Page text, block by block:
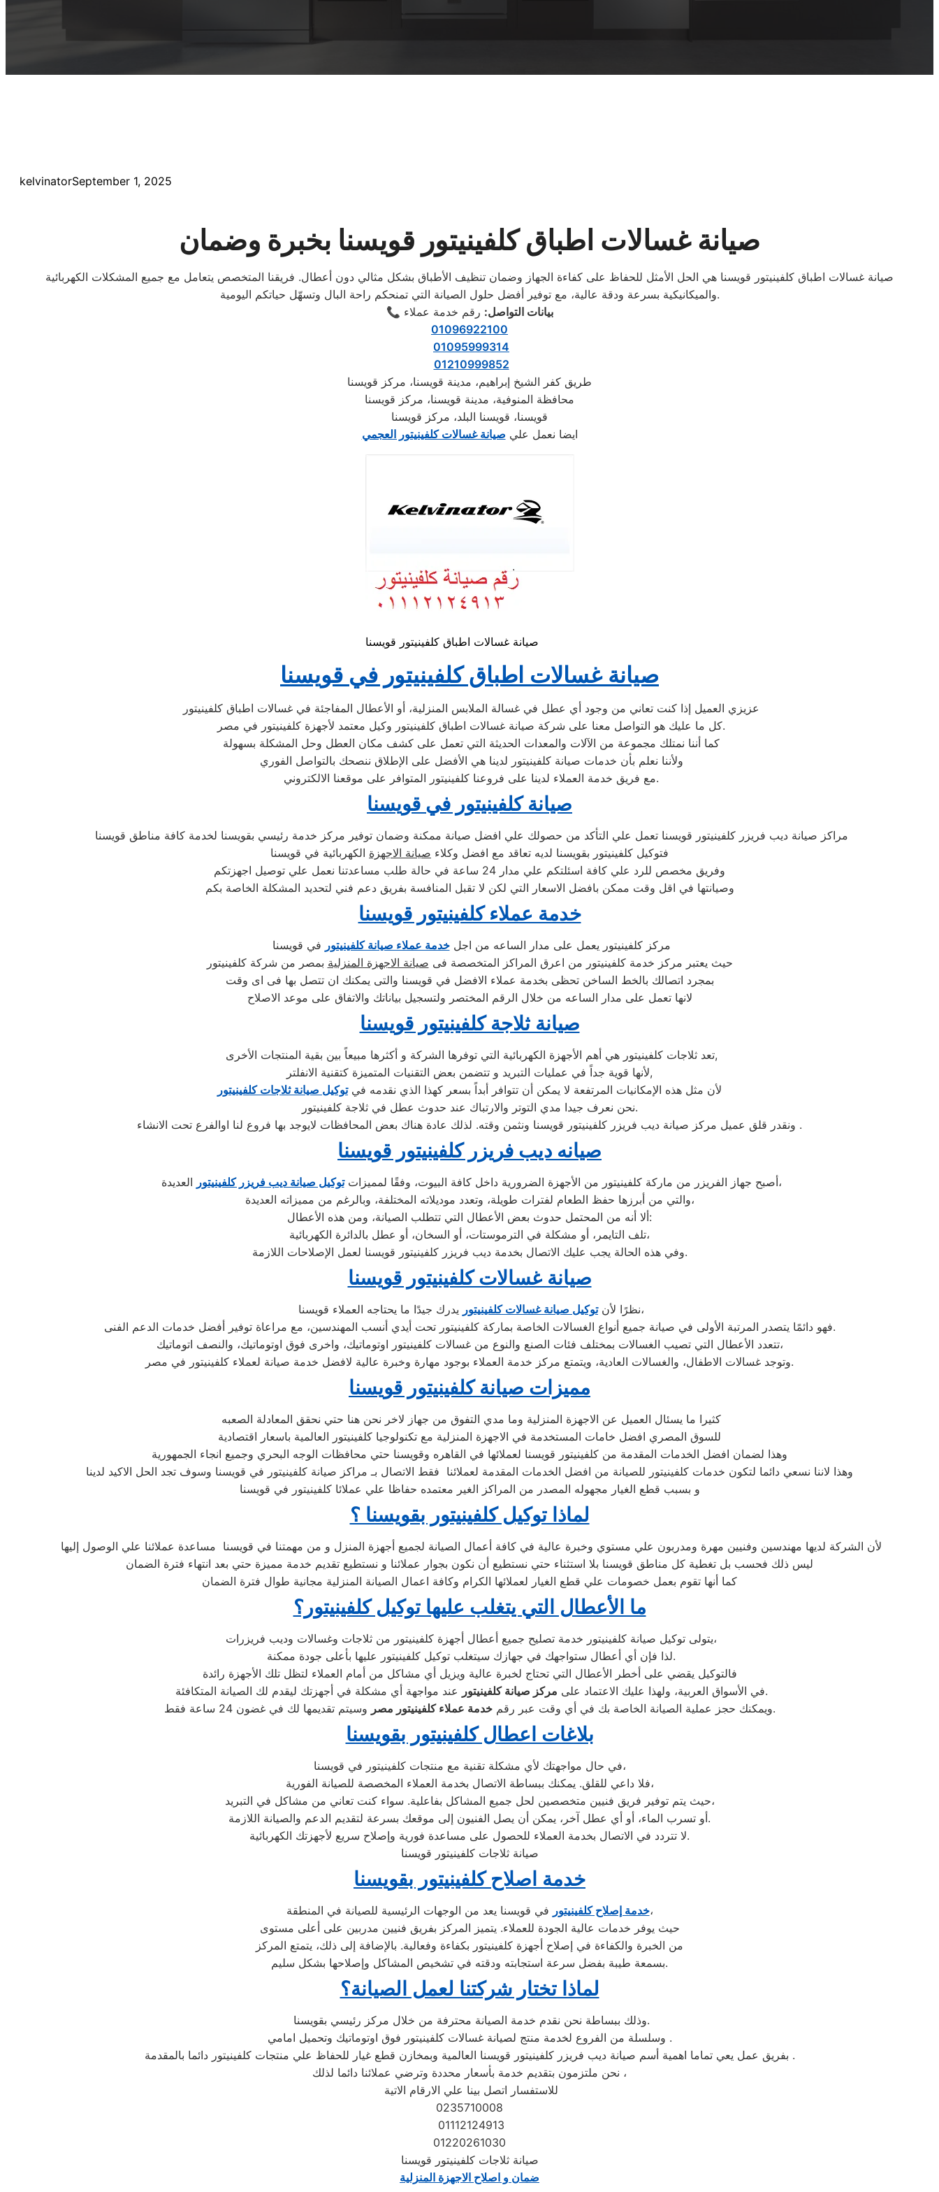
kelvinatorSeptember 1, 2025
صيانة غسالات اطباق كلفينيتور قويسنا بخبرة وضمان
صيانة غسالات اطباق كلفينيتور قويسنا هي الحل الأمثل للحفاظ على كفاءة الجهاز وضمان تنظيف الأطباق بشكل مثالي دون أعطال. فريقنا المتخصص يتعامل مع جميع المشكلات الكهربائية
والميكانيكية بسرعة ودقة عالية، مع توفير أفضل حلول الصيانة التي تمنحكم راحة البال وتسهّل حياتكم اليومية.
📞
بيانات التواصل: رقم خدمة عملاء
01096922100
01095999314
01210999852
طريق كفر الشيخ إبراهيم، مدينة قويسنا، مركز قويسنا
محافظة المنوفية، مدينة قويسنا، مركز قويسنا
قويسنا، قويسنا البلد، مركز قويسنا
ايضا نعمل علي صيانة غسالات كلفينيتور العجمي
صيانة غسالات اطباق كلفينيتور قويسنا
صيانة غسالات اطباق كلفينيتور في قويسنا
عزيزي العميل إذا كنت تعاني من وجود أي عطل في غسالة الملابس المنزلية، أو الأعطال المفاجئة في غسالات اطباق كلفينيتور
كل ما عليك هو التواصل معنا على شركة صيانة غسالات اطباق كلفينيتور وكيل معتمد لأجهزة كلفينيتور في مصر.
كما أننا نمتلك مجموعة من الآلات والمعدات الحديثة التي تعمل على كشف مكان العطل وحل المشكلة بسهولة
ولأننا نعلم بأن خدمات صيانة كلفينيتور لدينا هي الأفضل على الإطلاق ننصحك بالتواصل الفوري
مع فريق خدمة العملاء لدينا على فروعنا كلفينيتور المتوافر على موقعنا الالكتروني.
صيانة كلفينيتور في قويسنا
مراكز صيانة ديب فريزر كلفينيتور قويسنا تعمل علي التأكد من حصولك علي افضل صيانة ممكنة وضمان توفير مركز خدمة رئيسي بقويسنا لخدمة كافة مناطق قويسنا
فتوكيل كلفينيتور بقويسنا لديه تعاقد مع افضل وكلاء صيانة الاجهزة الكهربائية في قويسنا
وفريق مخصص للرد علي كافة اسئلتكم علي مدار 24 ساعة في حالة طلب مساعدتنا نعمل علي توصيل اجهزتكم
وصيانتها في اقل وقت ممكن بافضل الاسعار التي لكن لا تقبل المنافسة بفريق دعم فني لتحديد المشكلة الخاصة بكم
خدمة عملاء كلفينيتور قويسنا
مركز كلفينيتور يعمل على مدار الساعه من اجلخدمة عملاء صيانة كلفينيتور في قويسنا
حيث يعتبر مركز خدمة كلفينيتور من اعرق المراكز المتخصصة فى صيانة الاجهزة المنزلية بمصر من شركة كلفينيتور
بمجرد اتصالك بالخط الساخن تحظى بخدمة عملاء الافضل في قويسنا والتى يمكنك ان تتصل بها فى اى وقت
لانها تعمل على مدار الساعه من خلال الرقم المختصر ولتسجيل بياناتك والاتفاق على موعد الاصلاح
صيانة ثلاجة كلفينيتور قويسنا
تعد ثلاجات كلفينيتور هي أهم الأجهزة الكهربائية التي توفرها الشركة و أكثرها مبيعاً بين بقية المنتجات الأخرى,
لأنها قوية جداً في عمليات التبريد و تتضمن بعض التقنيات المتميزة كتقنية الانفلتر,
لأن مثل هذه الإمكانيات المرتفعة لا يمكن أن تتوافر أبداً بسعر كهذا الذي نقدمه فيتوكيل صيانة ثلاجات كلفينيتور
نحن نعرف جيدا مدي التوتر والارتباك عند حدوث عطل في ثلاجة كلفينيتور.
ونقدر قلق عميل مركز صيانة ديب فريزر كلفينيتور قويسنا ونثمن وقته. لذلك عادة هناك بعض المحافظات لايوجد بها فروع لنا اوالفرع تحت الانشاء .
صيانه ديب فريزر كلفينيتور قويسنا
أصبح جهاز الفريزر من ماركة كلفينيتور من الأجهزة الضرورية داخل كافة البيوت، وفقًا لمميزاتتوكيل صيانة ديب فريزر كلفينيتور
العديدة،
والتي من أبرزها حفظ الطعام لفترات طويلة، وتعدد موديلاته المختلفة، وبالرغم من مميزاته العديدة،
ألا أنه من المحتمل حدوث بعض الأعطال التي تتطلب الصيانة، ومن هذه الأعطال:
تلف التايمر، أو مشكلة في الترموستات، أو السخان، أو عطل بالدائرة الكهربائية،
وفي هذه الحالة يجب عليك الاتصال بخدمة ديب فريزر كلفينيتور قويسنا لعمل الإصلاحات اللازمة.
صيانة غسالات كلفينيتور قويسنا
نظرًا لأنتوكيل صيانة غسالات كلفينيتور
يدرك جيدًا ما يحتاجه العملاء قويسنا،
فهو دائمًا يتصدر المرتبة الأولى في صيانة جميع أنواع الغسالات الخاصة بماركة كلفينيتور تحت أيدي أنسب المهندسين، مع مراعاة توفير أفضل خدمات الدعم الفنى.
تتعدد الأعطال التي تصيب الغسالات بمختلف فئات الصنع والنوع من غسالات كلفينيتور اوتوماتيك، واخرى فوق اوتوماتيك، والنصف اتوماتيك،
وتوجد غسالات الاطفال، والغسالات العادية، ويتمتع مركز خدمة العملاء بوجود مهارة وخبرة عالية لافضل خدمة صيانة لعملاء كلفينيتور في مصر.
مميزات صيانة كلفينيتور قويسنا
كثيرا ما يسئال العميل عن الاجهزة المنزلية وما مدي التفوق من جهاز لاخر نحن هنا حتي نحقق المعادلة الصعبه
للسوق المصري افضل خامات المستخدمة في الاجهزة المنزلية مع تكنولوجيا كلفينيتور العالمية باسعار اقتصادية
وهذا لضمان افضل الخدمات المقدمة من كلفينيتور قويسنا لعملائها في القاهره وقويسنا حتي محافظات الوجه البحري وجميع انجاء الجمهورية
وهذا لاننا نسعي دائما لتكون خدمات كلفينيتور للصيانة من افضل الخدمات المقدمة لعملائنا فقط الاتصال بـ مراكز صيانة كلفينيتور في قويسنا وسوف تجد الحل الاكيد لدينا
و بسبب قطع الغيار مجهوله المصدر من المراكز الغير معتمده حفاظا علي عملائا كلفينيتور في قويسنا
لماذا توكيل كلفينيتور بقويسنا ؟
لأن الشركة لديها مهندسين وفنيين مهرة ومدربون علي مستوي وخبرة عالية في كافة أعمال الصيانة لجميع أجهزة المنزل و من مهمتنا في قويسنا مساعدة عملائنا علي الوصول إليها
ليس ذلك فحسب بل تغطية كل مناطق قويسنا بلا استثناء حتي نستطيع أن نكون بجوار عملائنا و نستطيع تقديم خدمة مميزة حتي بعد انتهاء فترة الضمان
كما أنها تقوم بعمل خصومات علي قطع الغيار لعملائها الكرام وكافة اعمال الصيانة المنزلية مجانية طوال فترة الضمان
ما الأعطال التي يتغلب عليها توكيل كلفينيتور؟
يتولى توكيل صيانة كلفينيتور خدمة تصليح جميع أعطال أجهزة كلفينيتور من ثلاجات وغسالات وديب فريزرات،
لذا فإن أي أعطال ستواجهك في جهازك سيتغلب توكيل كلفينيتور عليها بأعلى جودة ممكنة.
فالتوكيل يقضي على أخطر الأعطال التي تحتاج لخبرة عالية ويزيل أي مشاكل من أمام العملاء لتظل تلك الأجهزة رائدة
في الأسواق العربية، ولهذا عليك الاعتماد على مركز صيانة كلفينيتور
عند مواجهة أي مشكلة في أجهزتك ليقدم لك الصيانة المتكافئة.
ويمكنك حجز عملية الصيانة الخاصة بك في أي وقت عبر رقمخدمة عملاء كلفينيتور مصر وسيتم تقديمها لك في غضون 24 ساعة فقط.
بلاغات اعطال كلفينيتور بقويسنا
في حال مواجهتك لأي مشكلة تقنية مع منتجات كلفينيتور في قويسنا،
فلا داعي للقلق. يمكنك ببساطة الاتصال بخدمة العملاء المخصصة للصيانة الفورية،
حيث يتم توفير فريق فنيين متخصصين لحل جميع المشاكل بفاعلية. سواء كنت تعاني من مشاكل في التبريد،
أو تسرب الماء، أو أي عطل آخر، يمكن أن يصل الفنيون إلى موقعك بسرعة لتقديم الدعم والصيانة اللازمة.
لا تتردد في الاتصال بخدمة العملاء للحصول على مساعدة فورية وإصلاح سريع لأجهزتك الكهربائية.
صيانة ثلاجات كلفينيتور قويسنا
خدمة اصلاح كلفينيتور بقويسنا
خدمة إصلاح كلفينيتورفي قويسنا يعد من الوجهات الرئيسية للصيانة في المنطقة،
حيث يوفر خدمات عالية الجودة للعملاء. يتميز المركز بفريق فنيين مدربين على أعلى مستوى
من الخبرة والكفاءة في إصلاح أجهزة كلفينيتور بكفاءة وفعالية. بالإضافة إلى ذلك، يتمتع المركز
بسمعة طيبة بفضل سرعة استجابته ودقته في تشخيص المشاكل وإصلاحها بشكل سليم.
لماذا تختار شركتنا لعمل الصيانة؟
وذلك ببساطة نحن نقدم خدمة الصيانة محترفة من خلال مركز رئيسي بقويسنا.
وسلسلة من الفروع لخدمة منتج لصيانة غسالات كلفينيتور فوق اوتوماتيك وتحميل امامي .
بفريق عمل يعي تماما اهمية أسم صيانة ديب فريزر كلفينيتور قويسنا العالمية وبمخازن قطع غيار للحفاظ علي منتجات كلفينيتور دائما بالمقدمة .
نحن ملتزمون بتقديم خدمة بأسعار محددة وترضي عملائنا دائما لذلك ،
للاستفسار اتصل بينا علي الارقام الاتية
0235710008
01112124913
01220261030
صيانة ثلاجات كلفينيتور قويسنا
ضمان و اصلاح الاجهزة المنزلية